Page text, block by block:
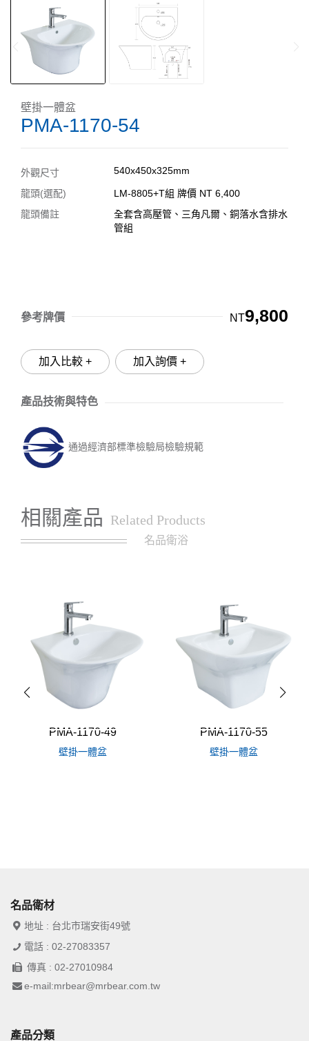
壁掛一體盆
PMA-1170-54
外觀尺寸 540x450x325mm
龍頭(選配)
LM-8805+T組 牌價 NT 6,400
龍頭備註
全套含高壓管、三角凡爾、銅落水含排水
管組
參考牌價 NT9,800
加入比較 + 加入詢價 +
產品技術與特色
通過經濟部標準檢驗局檢驗規範
相關產品 Related Products
名品衛浴
PMA-1170-49
壁掛一體盆
PMA-1170-55
壁掛一體盆
名品衛材
地址 : 台北市瑞安街49號
電話 : 02-27083357
傳真 : 02-27010984
e-mail:mrbear@mrbear.com.tw
產品分類